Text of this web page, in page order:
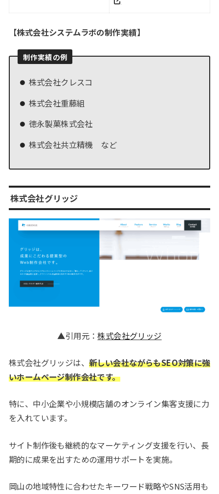
【株式会社システムラボの制作実績】
制作実績の例
株式会社クレスコ
株式会社重藤組
徳永製菓株式会社
株式会社共立精機 など
株式会社グリッジ
▲引用元：株式会社グリッジ
株式会社グリッジは、新しい会社ながらもSEO対策に強
いホームページ制作会社です。
特に、中小企業や小規模店舗のオンライン集客支援に力
を入れています。
サイト制作後も継続的なマーケティング支援を行い、長
期的に成果を出すための運用サポートを実施。
岡山の地域特性に合わせたキーワード戦略やSNS活用も